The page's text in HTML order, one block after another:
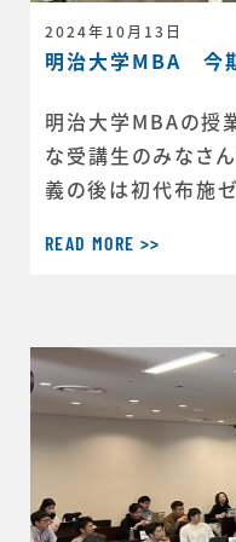
2024年10月13日
明治大学MBA 今
明治大学MBAの授
な受講生のみなさ
義の後は初代布施
した。
READ MORE >>